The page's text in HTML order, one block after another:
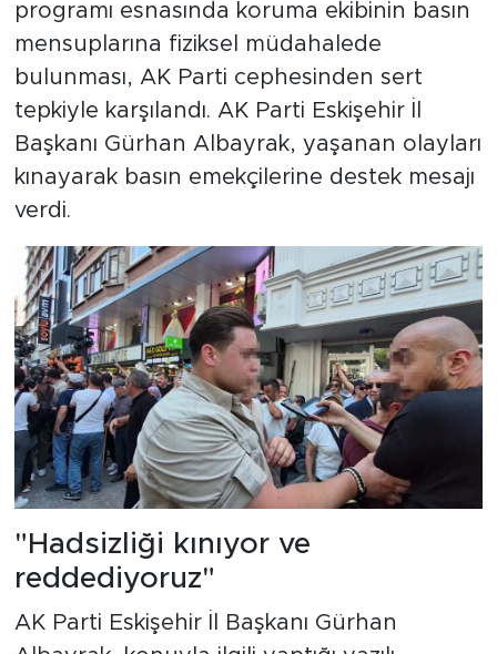
programı esnasında koruma ekibinin basın
mensuplarına fiziksel müdahalede
bulunması, AK Parti cephesinden sert
tepkiyle karşılandı. AK Parti Eskişehir İl
Başkanı Gürhan Albayrak, yaşanan olayları
kınayarak basın emekçilerine destek mesajı
verdi.
"Hadsizliği kınıyor ve
reddediyoruz"
AK Parti Eskişehir İl Başkanı Gürhan